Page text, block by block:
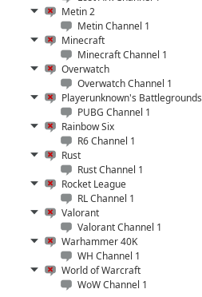
Metin 2
Metin Channel 1
Minecraft
Minecraft Channel 1
Overwatch
Overwatch Channel 1
Playerunknown's Battlegrounds
PUBG Channel 1
Rainbow Six
R6 Channel 1
Rust
Rust Channel 1
Rocket League
RL Channel 1
Valorant
Valorant Channel 1
Warhammer 40K
WH Channel 1
World of Warcraft
WoW Channel 1